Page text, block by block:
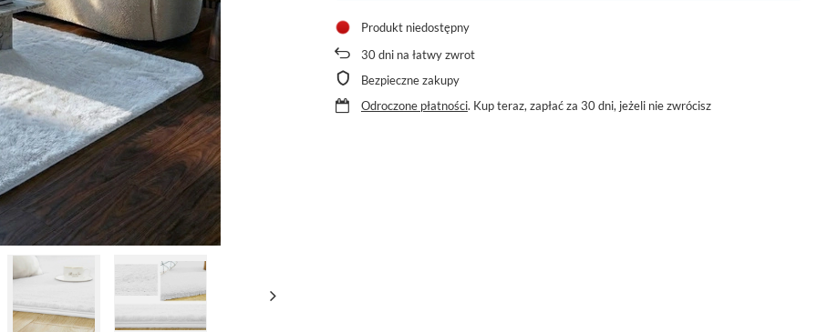
Produkt niedostępny
30dni na łatwy zwrot
Bezpieczne zakupy
Odroczone płatności. Kup teraz, zapłać za 30 dni, jeżeli nie zwrócisz